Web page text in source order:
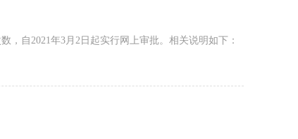
自2021年3月2日起实行网上审批。相关说明如下：